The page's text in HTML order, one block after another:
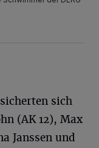
sich
(AK 12), Max
Janssen und